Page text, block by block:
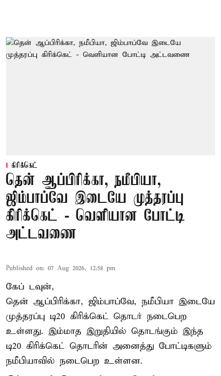
கிரிக்கெட்
தென் ஆப்பிரிக்கா, நமீபியா,
ஜிம்பாப்வே இடையே முத்தரப்பு
கிரிக்கெட் - வெளியான போட்டி
அட்டவணை
Published on: 07 Aug 2026, 12:58 pm
கேப் டவுன்,
தென் ஆப்பிரிக்கா, ஜிம்பாப்வே, நமீபியா இடையே
முத்தரப்பு டி20 கிரிக்கெட் தொடர் நடைபெற
உள்ளது. இம்மாத இறுதியில் தொடங்கும் இந்த
டி20 கிரிக்கெட் தொடரின் அனைத்து போட்டிகளும்
நமீபியாவில் நடைபெற உள்ளன.